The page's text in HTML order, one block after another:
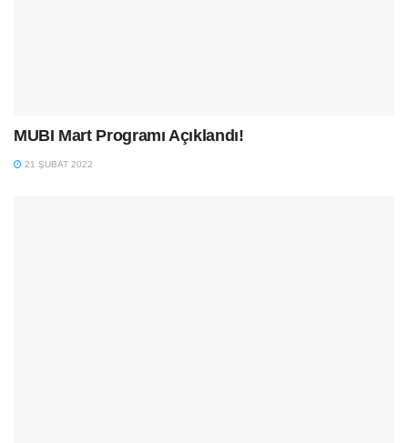
MUBI Mart Programı Açıklandı!
21 ŞUBAT 2022